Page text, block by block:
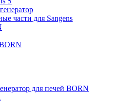
части для Sangens
для печей BORN